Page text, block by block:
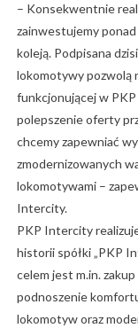
– Konsekwentnie
zainwestujemy
koleją. Podpisana
lokomotywy pozwolą
funkcjonującej w
polepszenie oferty
chcemy zapewniać
zmodernizowanych
lokomotywami –
Intercity.
PKP Intercity
historii spółki „PKP
celem jest m.in.
podnoszenie
lokomotyw oraz